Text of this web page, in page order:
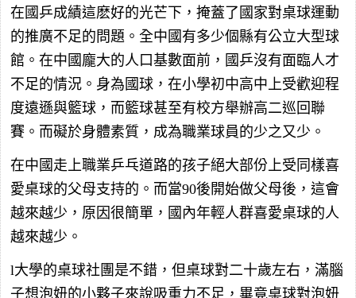
在國乒成績這麽好的光芒下，掩蓋了國家對桌球運動
的推廣不足的問題。全中國有多少個縣有公立大型球
館。在中國龐大的人口基數面前，國乒沒有面臨人才
不足的情況。身為國球，在小學初中高中上受歡迎程
度遠遜與籃球，而籃球甚至有校方舉辦高二巡回聯
賽。而礙於身體素質，成為職業球員的少之又少。
在中國走上職業乒乓道路的孩子絕大部份上受同樣喜
愛桌球的父母支持的。而當90後開始做父母後，這會
越來越少，原因很簡單，國內年輕人群喜愛桌球的人
越來越少。
l大學的桌球社團是不錯，但桌球對二十歲左右，滿腦
子想泡妞的小夥子來說吸重力不足，畢竟桌球對泡妞